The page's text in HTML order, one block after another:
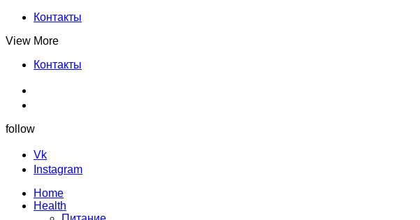
Контакты
View More
Контакты
follow
Vk
Instagram
Home
Health